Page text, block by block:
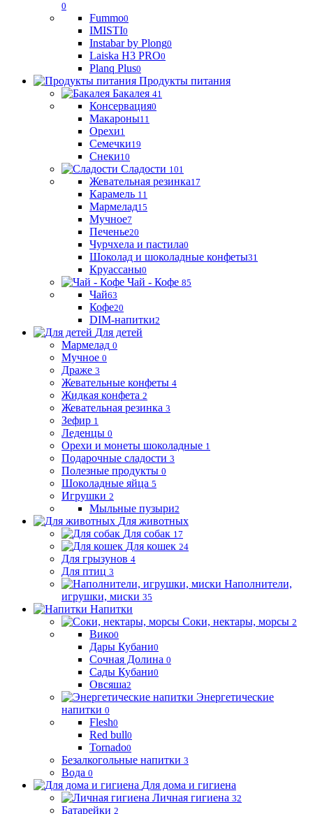
0
Fummo0
IMISTI0
Instabar by Plong0
Laiska H3 PRO0
Planq Plus0
Продукты питания
Бакалея 41
Консервация0
Макароны11
Орехи1
Семечки19
Снеки10
Сладости 101
Жевательная резинка17
Карамель 11
Мармелад15
Мучное7
Печенье20
Чурчхела и пастила0
Шоколад и шоколадные конфеты31
Круассаны0
Чай - Кофе 85
Чай63
Кофе20
DIM-напитки2
Для детей
Мармелад 0
Мучное 0
Драже 3
Жевательные конфеты 4
Жидкая конфета 2
Жевательная резинка 3
Зефир 1
Леденцы 0
Орехи и монеты шоколадные 1
Подарочные сладости 3
Полезные продукты 0
Шоколадные яйца 5
Игрушки 2
Мыльные пузыри2
Для животных
Для собак 17
Для кошек 24
Для грызунов 4
Для птиц 3
Наполнители,
игрушки, миски 35
Напитки
Соки, нектары, морсы 2
Вико0
Дары Кубани0
Сочная Долина 0
Сады Кубани0
Овсяша2
Энергетические
напитки 0
Flesh0
Red bull0
Tornado0
Безалкогольные напитки 3
Вода 0
Для дома и гигиена
Личная гигиена 32
Батарейки 2